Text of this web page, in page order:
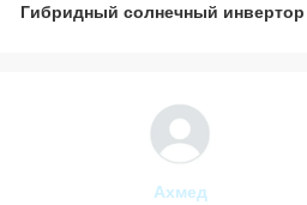
Гибридный солнечный инвертор
Карим